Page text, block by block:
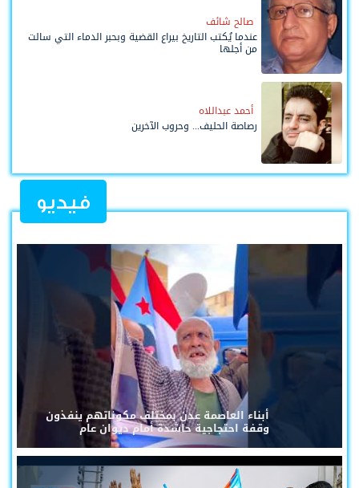
صالح شائف
عندما يُكتب التاريخ بيراع القضية وبحبر الدماء التي سالت
من أجلها
أحمد عبداللاه
رصاصة الحليف... وحروب الآخرين
فيديو
أبناء العاصمة عدن بمختلف مكوناتهم ينفذون
وقفة احتجاجية حاشدة أمام ديوان عام